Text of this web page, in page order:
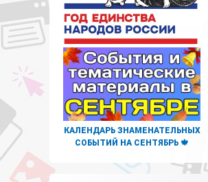
КАЛЕНДАРЬ ЗНАМЕНАТЕЛЬНЫХ
СОБЫТИЙ НА СЕНТЯБРЬ 🍁